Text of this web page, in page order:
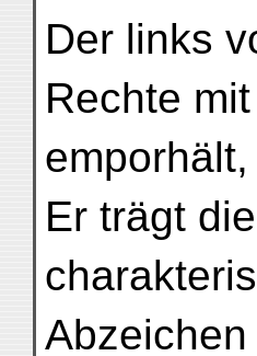
Der links
Rechte
Er trägt